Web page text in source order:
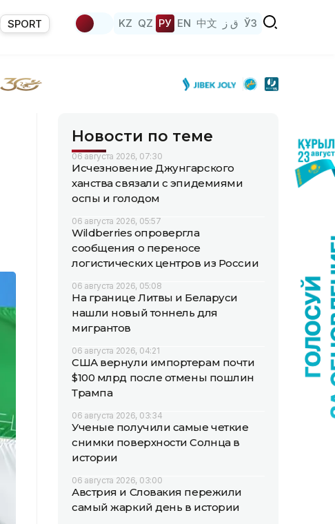
SPORT KZ QZ РУ EN 中文 ق ز ЎЗ
Новости по теме
06 августа 2026, 07:30
Исчезновение Джунгарского
ханства связали с эпидемиями
оспы и голодом
06 августа 2026, 05:57
Wildberries опровергла
сообщения о переносе
логистических центров из России
06 августа 2026, 05:08
На границе Литвы и Беларуси
нашли новый тоннель для
мигрантов
06 августа 2026, 04:21
США вернули импортерам почти
$100 млрд после отмены пошлин
Трампа
06 августа 2026, 03:34
Ученые получили самые четкие
снимки поверхности Солнца в
истории
06 августа 2026, 03:00
Австрия и Словакия пережили
самый жаркий день в истории